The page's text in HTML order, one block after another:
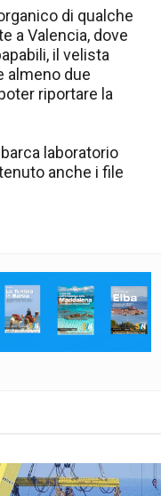
di qualche
a Valencia, dove
il velista
almeno due
riportare la
laboratorio
anche i file